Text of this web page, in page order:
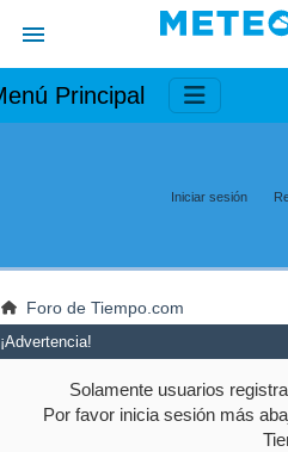
Principal
Iniciar sesión
Foro de Tiempo.com
¡Advertencia!
Solamente usuarios
Por favor inicia sesión más